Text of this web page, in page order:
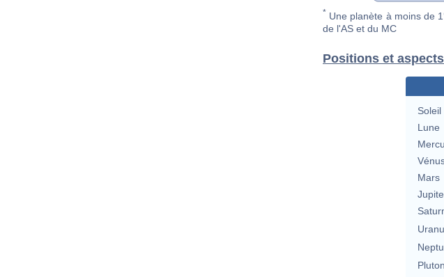
* Une planète à moins de
de l'AS et du MC
Positions et
Soleil
Lune
Mars
Pluton